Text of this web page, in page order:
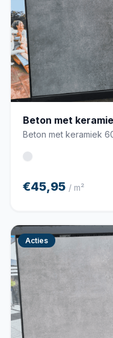
Beton met
Beton met keramiek
€45,95 / m²
Acties